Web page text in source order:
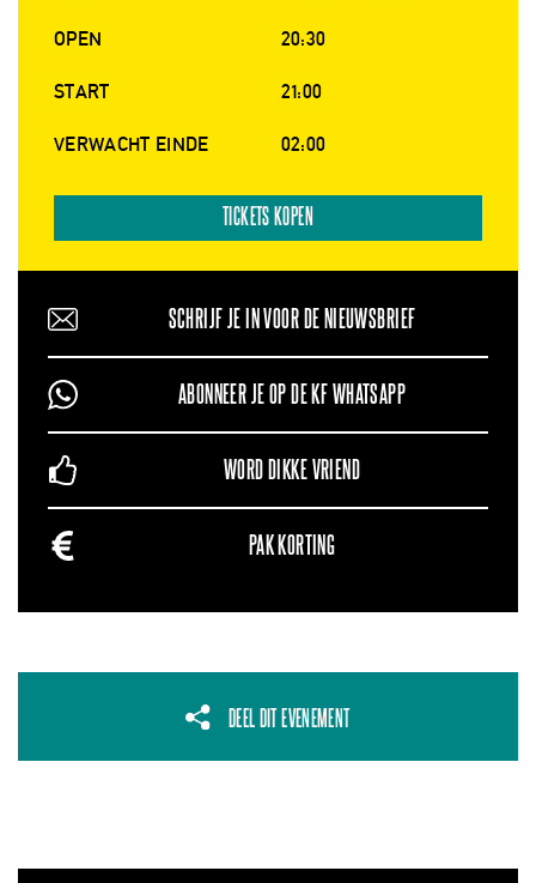
OPEN 20:30
START 21:00
VERWACHT EINDE 02:00
TICKETS KOPEN
SCHRIJF JE IN VOOR DE NIEUWSBRIEF
ABONNEER JE OP DE KF WHATSAPP
WORD DIKKE VRIEND
PAK KORTING
DEEL DIT EVENEMENT